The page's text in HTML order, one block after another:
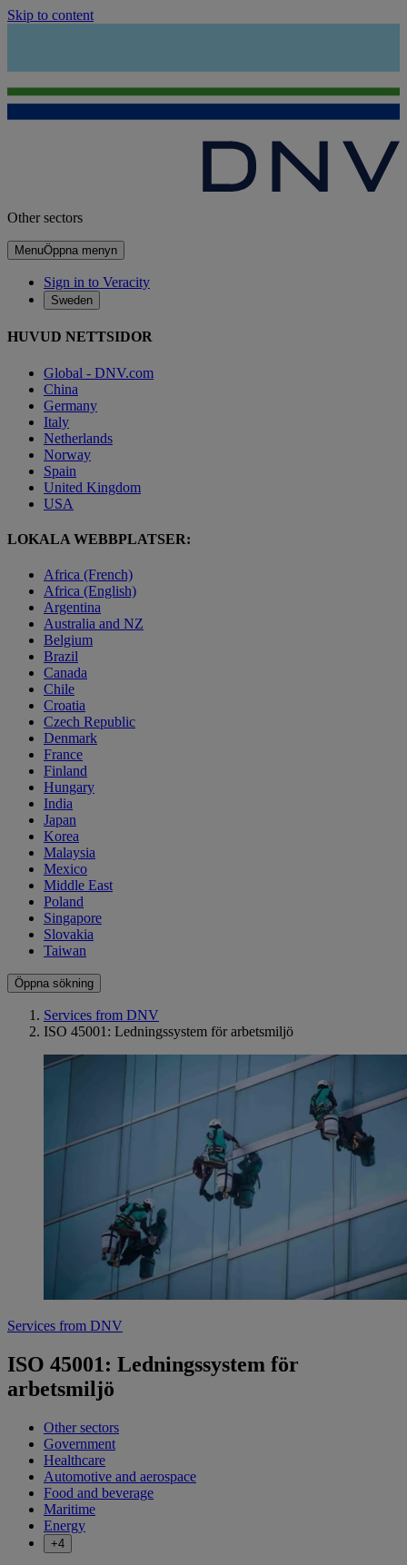
Skip to content
Other sectors
MenuÖppna menyn
Sign in to Veracity
Sweden
HUVUD NETTSIDOR
Global - DNV.com
China
Germany
Italy
Netherlands
Norway
Spain
United Kingdom
USA
LOKALA WEBBPLATSER:
Africa (French)
Africa (English)
Argentina
Australia and NZ
Belgium
Brazil
Canada
Chile
Croatia
Czech Republic
Denmark
France
Finland
Hungary
India
Japan
Korea
Malaysia
Mexico
Middle East
Poland
Singapore
Slovakia
Taiwan
Öppna sökning
Services from DNV
ISO 45001: Ledningssystem för arbetsmiljö
Services from DNV
ISO 45001: Ledningssystem för
arbetsmiljö
Other sectors
Government
Healthcare
Automotive and aerospace
Food and beverage
Maritime
Energy
+4